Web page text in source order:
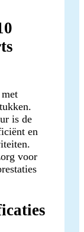
is de
en
voor